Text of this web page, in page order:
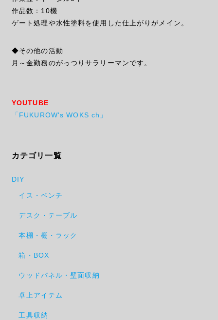
作品数：10機
ゲート処理や水性塗料を使用した仕上がりがメイン。
◆その他の活動
月～金勤務のがっつりサラリーマンです。
YOUTUBE
「FUKUROW's WOKS ch」
カテゴリ一覧
DIY
イス・ベンチ
デスク・テーブル
本棚・棚・ラック
箱・BOX
ウッドパネル・壁面収納
卓上アイテム
工具収納